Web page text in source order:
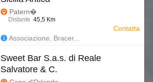
Patern�
Distante 45,5 Km
Associazione, Bracer...
Contatta
Sweet Bar S.a.s. di Reale
Salvatore & C.